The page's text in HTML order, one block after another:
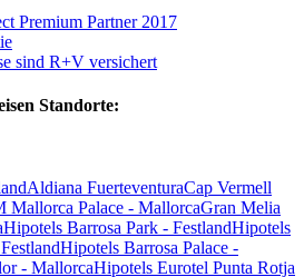
Standorte:
Aldiana FuerteventuraCap Vermell
Mallorca Palace - MallorcaGran Melia
Hipotels Barrosa Park - FestlandHipotels
Hipotels Barrosa Palace -
- MallorcaHipotels Eurotel Punta Rotja